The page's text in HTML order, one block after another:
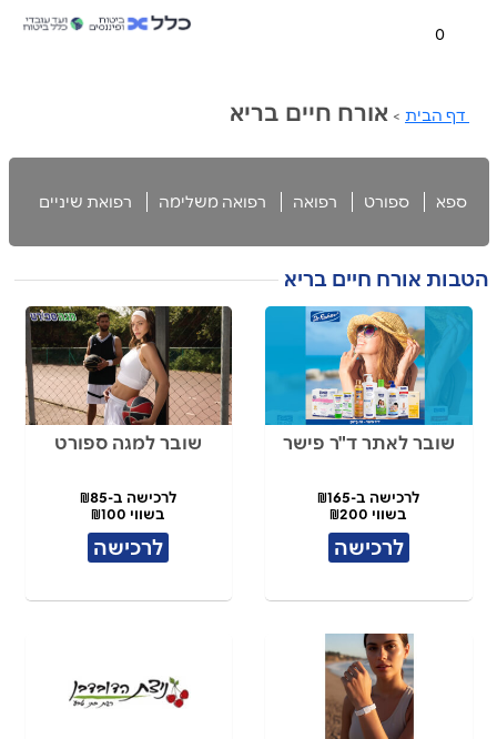
0
דף הבית > אורח חיים בריא
ספא ספורט רפואה רפואה משלימה רפואת שיניים
הטבות אורח חיים בריא
שובר לאתר ד"ר פישר
לרכישה ב-₪165
בשווי ₪200
לרכישה
שובר למגה ספורט
לרכישה ב-₪85
בשווי ₪100
לרכישה